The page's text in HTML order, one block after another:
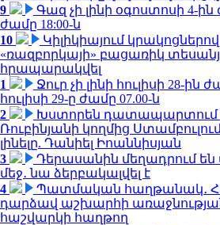
9
Գազ չի լինի օգոստոսի 4-ին
ժամը 18:00-ն
10
Կիլիկիայում
«ռազբորկայի» բացառիկ
հրապարակվել
1
Ջուր չի լինի հուլիսի 28-ին
հուլիսի 29-ը ժամը 07.00-ն
2
Խստորեն դատապարտում
Ռուբինյանի կողմից
լինելը. Դանիել Իոաննիսյան
3
Դերասանին մեղադրում
մեջ․ նա ձերբակալվել է
4
Պատմական հաղթանակ․
դարձավ աշխարհի
հաշվարկի հաղթող